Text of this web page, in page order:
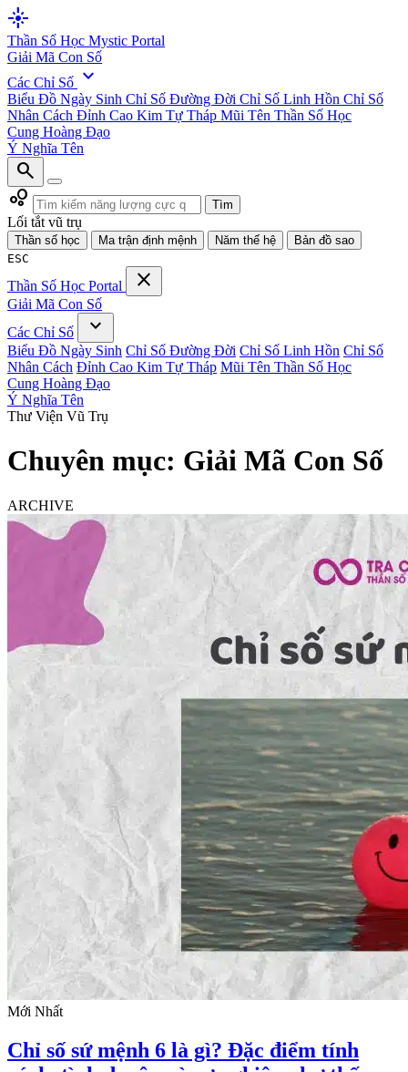
flare
Thần Số Học Mystic Portal
Giải Mã Con Số
Các Chỉ Số expand_more
Biểu Đồ Ngày Sinh Chỉ Số Đường Đời Chỉ Số Linh Hồn Chỉ Số
Nhân Cách Đỉnh Cao Kim Tự Tháp Mũi Tên Thần Số Học
Cung Hoàng Đạo
Ý Nghĩa Tên
search
bubble_chart
Tìm
Lối tắt vũ trụ
Thần số học Ma trận định mệnh Năm thế hệ
Bản đồ sao
ESC
Thần Số Học Portal close
Giải Mã Con Số
Các Chỉ Số
expand_more
Biểu Đồ Ngày Sinh Chỉ Số Đường Đời Chỉ Số Linh Hồn Chỉ Số
Nhân Cách Đỉnh Cao Kim Tự Tháp Mũi Tên Thần Số Học
Cung Hoàng Đạo
Ý Nghĩa Tên
Thư Viện Vũ Trụ
Chuyên mục: Giải Mã Con Số
ARCHIVE
Mới Nhất
Chỉ số sứ mệnh 6 là gì? Đặc điểm tính